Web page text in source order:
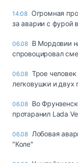
14:08 Огромная
за аварии с фурой
06.08 В Мордовии
спровоцировал
06.08 Трое
легковушки и двух
06.08 Во
протаранил Lada
06.08 Лобовая
"Коле"